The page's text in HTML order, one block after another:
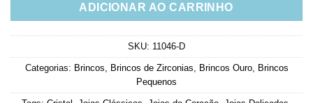
ADICIONAR AO CARRINHO
SKU: 11046-D
Categorias: Brincos Brincos de Zirconias Brincos Ouro, Brincos
Pequenos